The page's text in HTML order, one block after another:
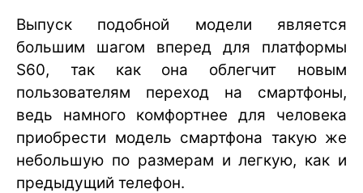
Выпуск подобной модели является
большим шагом вперед для платформы
S60, так как она облегчит новым
пользователям переход на смартфоны,
ведь намного комфортнее для человека
приобрести модель смартфона такую же
небольшую по размерам и легкую, как и
предыдущий телефон.